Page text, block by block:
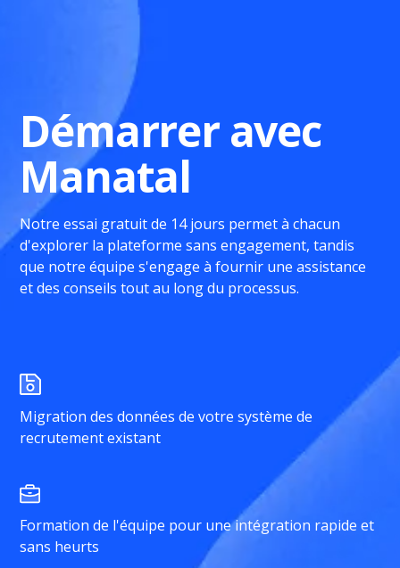
Démarrer avec
Manatal
Notre essai gratuit de 14 jours permet à chacun
d'explorer la plateforme sans engagement, tandis
que notre équipe s'engage à fournir une assistance
et des conseils tout au long du processus.
Migration des données de votre système de
recrutement existant
Formation de l'équipe pour une intégration rapide et
sans heurts